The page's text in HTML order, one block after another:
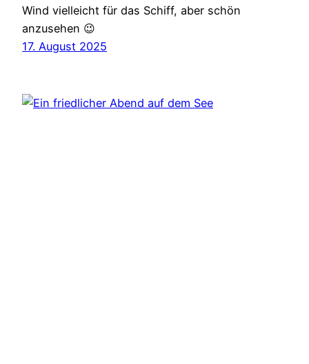
Wind vielleicht für das Schiff, aber schön
anzusehen 😉
17. August 2025